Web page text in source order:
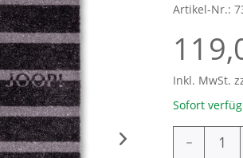
Artikel-Nr.:
Inkl. MwSt.
Sofort
-